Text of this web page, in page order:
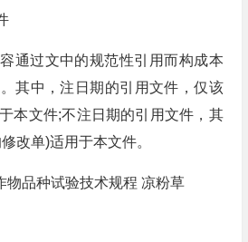
通过文中的规范性引用而构成本
其中，注日期的引用文件，仅该
本文件;不注日期的引用文件，其
改单)适用于本文件。
物品种试验技术规程 凉粉草